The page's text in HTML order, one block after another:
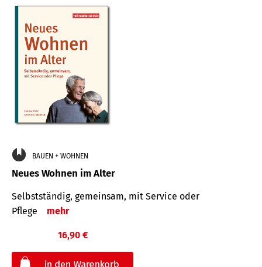
BAUEN + WOHNEN
Neues Wohnen im Alter
Selbstständig, gemeinsam, mit Service oder
Pflege
mehr
16,90 €